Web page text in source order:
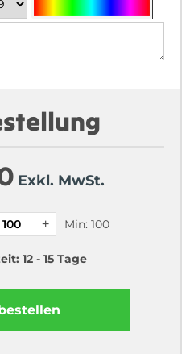
Exkl. MwSt.
Min: 100
12 - 15 Tage